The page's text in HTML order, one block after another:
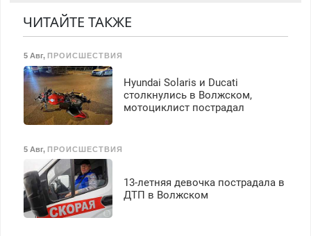
транспортной
безопасности с з/п до
ЧИТАЙТЕ ТАКЖЕ
5 Авг, ПРОИСШЕСТВИЯ
Hyundai Solaris и Ducati
столкнулись в Волжском,
мотоциклист пострадал
5 Авг, ПРОИСШЕСТВИЯ
13-летняя девочка пострадала в
ДТП в Волжском